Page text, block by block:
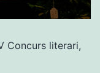
Concurs literari,